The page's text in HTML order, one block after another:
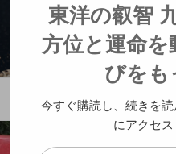
キ
ッ
東洋の叡智 九星
運命を動かす“
人生が変わる神社参拝
東洋の叡智
方位と運命を
びをも
今すぐ購読し、続きを
にアクセス
メールアドレスを入力...